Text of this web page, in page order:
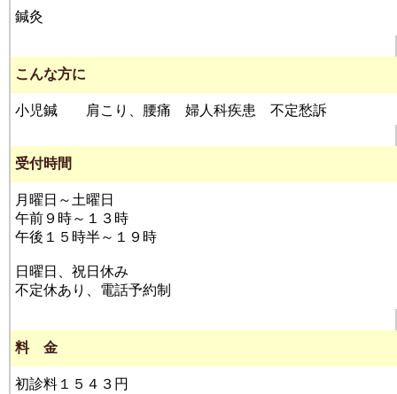
鍼灸
こんな方に
小児鍼 肩こり、腰痛 婦人科疾患 不定愁訴
受付時間
月曜日～土曜日
午前９時～１３時
午後１５時半～１９時
日曜日、祝日休み
不定休あり、電話予約制
料 金
初診料１５４３円